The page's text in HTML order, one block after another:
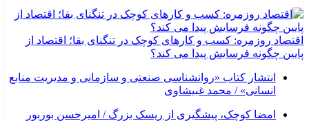
اقتصاد روزمره: کسب‌ و کارهای کوچک در تنگنای بقا؛ اقتصاد از
پایین چگونه فرسایش پیدا می کند؟
انتشار کتاب «روانشناسی صنعتی و سازمانی و مدیریت منابع
انسانی» / محمد غبیشاوی
امضا کوچک، پیشگیری از ریسک بزرگ / امیرحسن بوربور